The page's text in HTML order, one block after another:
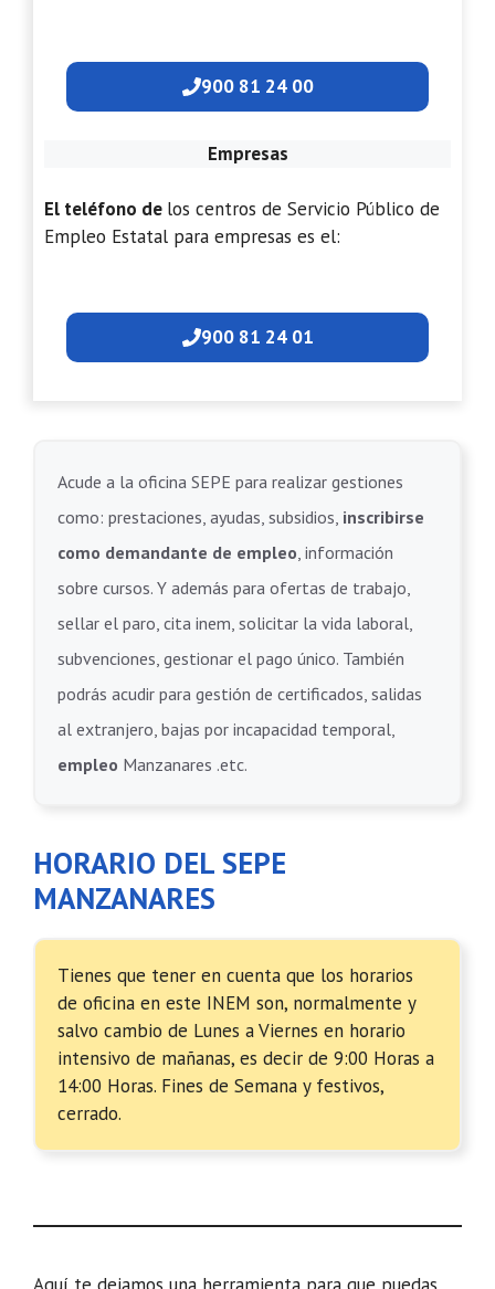
900 81 24 00
Empresas
El teléfono de los centros de Servicio Público de
Empleo Estatal para empresas es el:
900 81 24 01
Acude a la oficina SEPE para realizar gestiones
como: prestaciones, ayudas, subsidios, inscribirse
como demandante de empleo, información
sobre cursos. Y además para ofertas de trabajo,
sellar el paro, cita inem, solicitar la vida laboral,
subvenciones, gestionar el pago único. También
podrás acudir para gestión de certificados, salidas
al extranjero, bajas por incapacidad temporal,
empleo Manzanares .etc.
HORARIO DEL SEPE
MANZANARES
Tienes que tener en cuenta que los horarios
de oficina en este INEM son, normalmente y
salvo cambio de Lunes a Viernes en horario
intensivo de mañanas, es decir de 9:00 Horas a
14:00 Horas. Fines de Semana y festivos,
cerrado.